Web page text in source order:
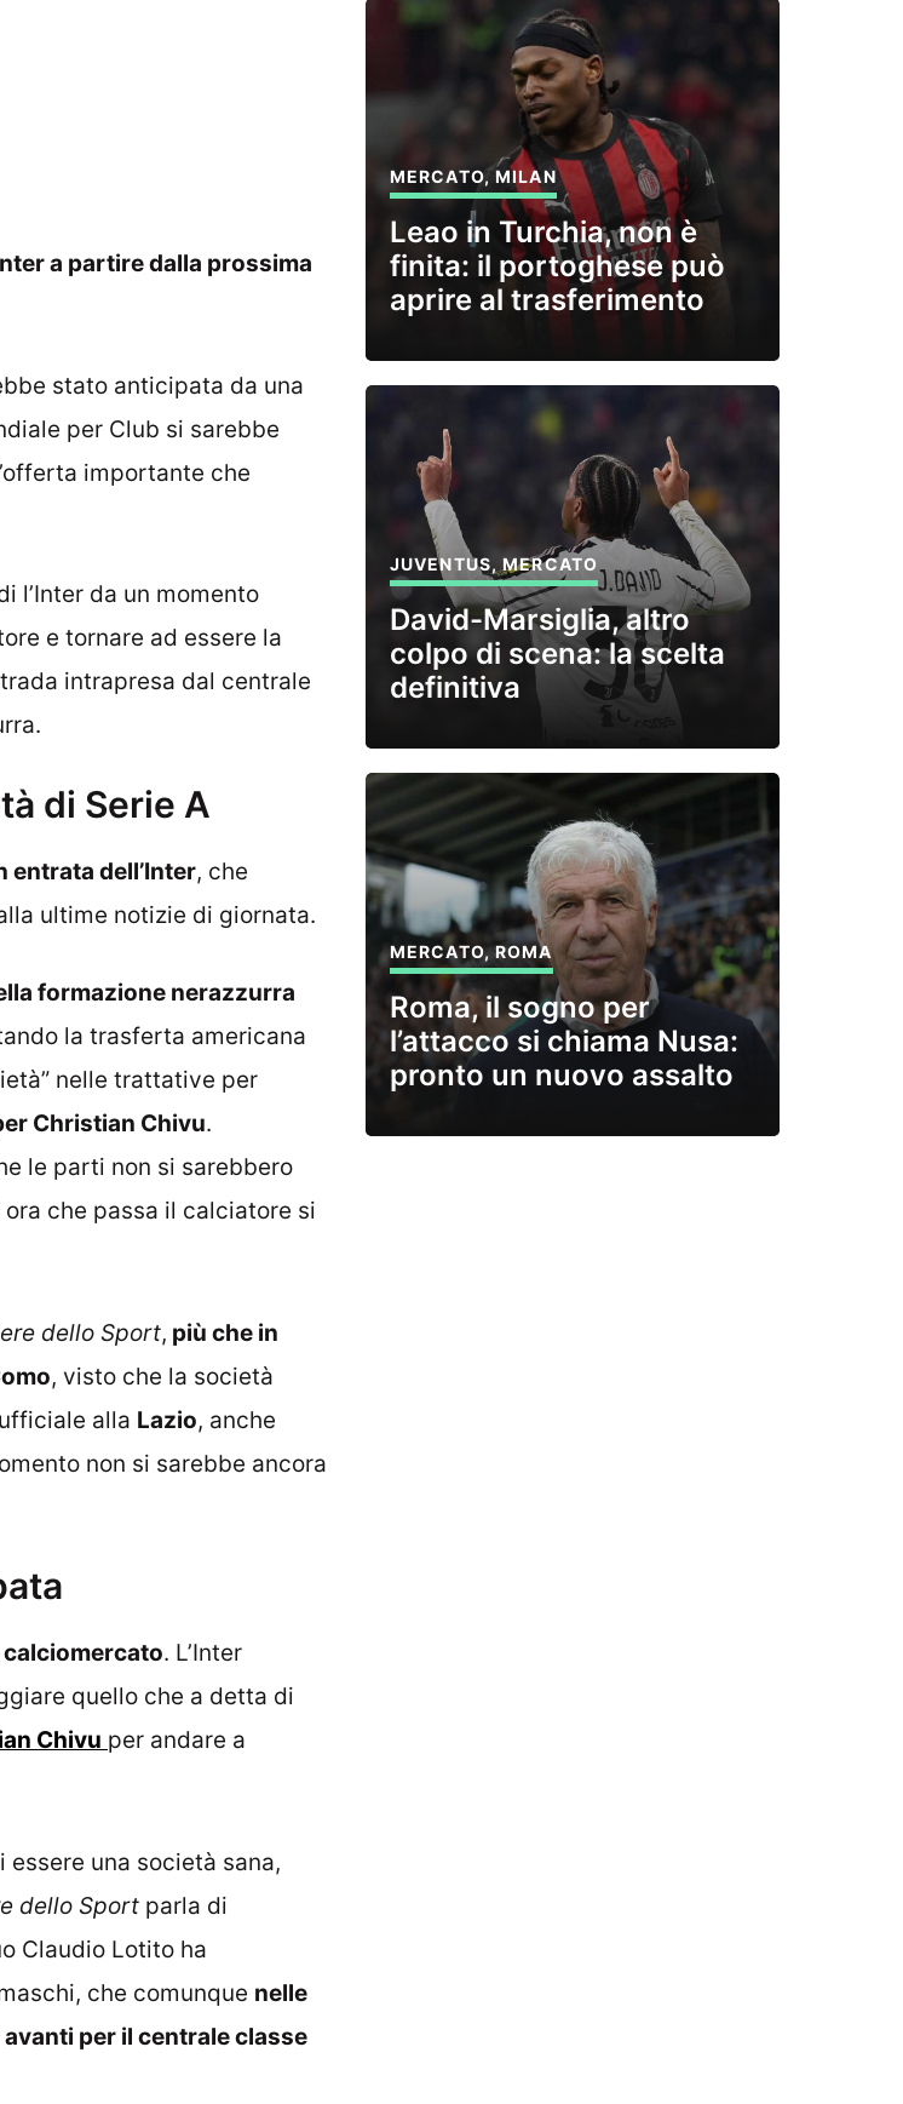
a partire dalla prossima
stato anticipata da una
per Club si sarebbe
importante che
l’Inter da un momento
e tornare ad essere la
intrapresa dal centrale
di Serie A
dell’Inter, che
ultime notizie di giornata.
formazione nerazzurra
la trasferta americana
nelle trattative per
Christian Chivu.
le parti non si sarebbero
che passa il calciatore si
dello Sport, più che in
, visto che la società
alla Lazio, anche
non si sarebbe ancora
. L’Inter
quello che a detta di
Chivu per andare a
una società sana,
dello Sport parla di
Claudio Lotito ha
che comunque nelle
per il centrale classe
MERCATO,MILAN
Leao in Turchia, non è
finita: il portoghese può
aprire al trasferimento
JUVENTUS,MERCATO
David-Marsiglia, altro
colpo di scena: la scelta
definitiva
MERCATO,ROMA
Roma, il sogno per
l’attacco si chiama Nusa:
pronto un nuovo assalto